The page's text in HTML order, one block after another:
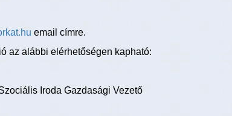
email címre.
az alábbi elérhetőségen kapható:
Iroda Gazdasági Vezető